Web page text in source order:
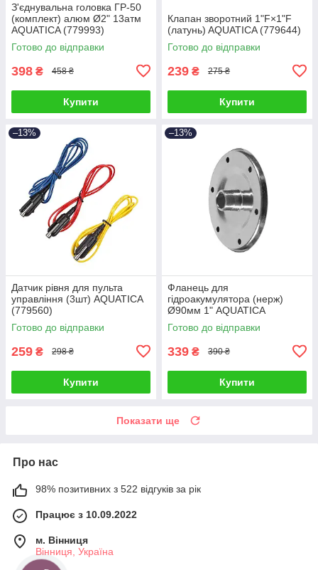
З'єднувальна головка ГР-50
(комплект) алюм Ø2" 13атм
AQUATICA (779993)
Готово до відправки
398 ₴ 458 ₴
Купити
Клапан зворотний 1"F×1"F
(латунь) AQUATICA (779644)
Готово до відправки
239 ₴ 275 ₴
Купити
–13%
Датчик рівня для пульта
управління (3шт) AQUATICA
(779560)
Готово до відправки
259 ₴ 298 ₴
Купити
–13%
Фланець для
гідроакумулятора (нерж)
Ø90мм 1" AQUATICA
(779521)
Готово до відправки
339 ₴ 390 ₴
Купити
Показати ще
Про нас
98% позитивних з 522 відгуків за рік
Працює з 10.09.2022
м. Вінниця
Вінниця, Україна